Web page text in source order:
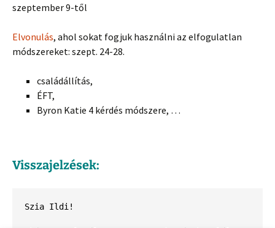
szeptember 9-től
Elvonulás, ahol sokat fogjuk használni az elfogulatlan
módszereket: szept. 24-28.
családállítás,
ÉFT,
Byron Katie 4 kérdés módszere, …
Visszajelzések:
Szia Ildi!